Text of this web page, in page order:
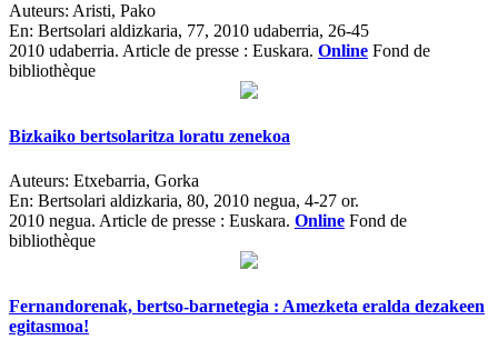
Auteurs: Aristi, Pako
En: Bertsolari aldizkaria, 77, 2010 udaberria, 26-45
2010 udaberria. Article de presse : Euskara. Online Fond de
bibliothèque
Bizkaiko bertsolaritza loratu zenekoa
Auteurs: Etxebarria, Gorka
En: Bertsolari aldizkaria, 80, 2010 negua, 4-27 or.
2010 negua. Article de presse : Euskara. Online Fond de
bibliothèque
Fernandorenak, bertso-barnetegia : Amezketa eralda dezakeen
egitasmoa!